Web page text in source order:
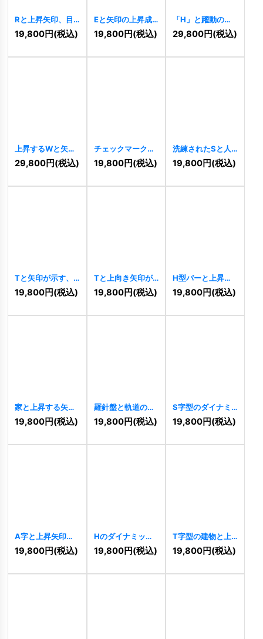
Rと上昇矢印、目
盛りの成長ロゴ
10304
19,800円(税込)
Eと矢印の上昇成
長ロゴ [10302]
19,800円(税込)
「H」と躍動のロ
ゴ[ 11019]
29,800円(税込)
上昇するWと矢印
のロゴ [11016]
29,800円(税込)
チェックマークと
上向き矢印のロゴ
10051 ]
19,800円(税込)
洗練されたSと人
のロゴ[9969]
19,800円(税込)
Tと矢印が示す、
スピードと信頼の
物流ロゴ
10894]
19,800円(税込)
Tと上向き矢印が
示す、成長と技術
のロゴ [10885]
19,800円(税込)
H型バーと上昇矢
印の成長促進ロゴ
10815 ]
19,800円(税込)
家と上昇する矢印
の希望ロゴ
10508]
19,800円(税込)
羅針盤と軌道の未
来を導くロゴ
10699]
19,800円(税込)
S字型のダイナミ
ックアローロゴ
9842 ]
19,800円(税込)
A字と上昇矢印の
ダイナミックロゴ
9834 ]
19,800円(税込)
Hのダイナミック
グラデーションロ
ゴ [ 9806 ]
19,800円(税込)
T字型の建物と上
昇を表すロゴ
9776
19,800円(税込)